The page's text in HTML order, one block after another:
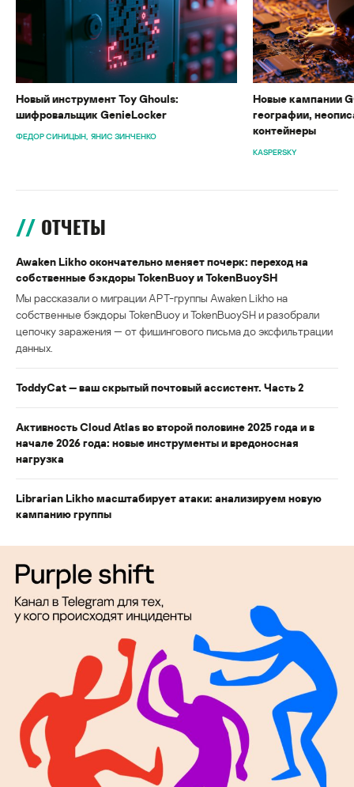
Новый инструмент Toy Ghouls:
шифровальщик GenieLocker
ФЕДОР СИНИЦЫН ЯНИС ЗИНЧЕНКО
Новые кампании
географии,
контейнеры
KASPERSKY
ОТЧЕТЫ
Awaken Likho окончательно меняет почерк: переход на
собственные бэкдоры TokenBuoy и TokenBuoySH
Мы рассказали о миграции APT-группы Awaken Likho на
собственные бэкдоры TokenBuoy и TokenBuoySH и разобрали
цепочку заражения — от фишингового письма до эксфильтрации
данных.
ToddyCat — ваш скрытый почтовый ассистент. Часть 2
Активность Cloud Atlas во второй половине 2025 года и в
начале 2026 года: новые инструменты и вредоносная
нагрузка
Librarian Likho масштабирует атаки: анализируем новую
кампанию группы